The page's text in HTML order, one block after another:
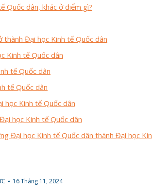
Quốc dân, khác ở điểm gì?
Đại học Kinh tế Quốc dân
Kinh tế Quốc dân
tế Quốc dân
tế Quốc dân
học Kinh tế Quốc dân
học Kinh tế Quốc dân
Đại học Kinh tế Quốc dân thành Đại học
16 Tháng 11, 2024